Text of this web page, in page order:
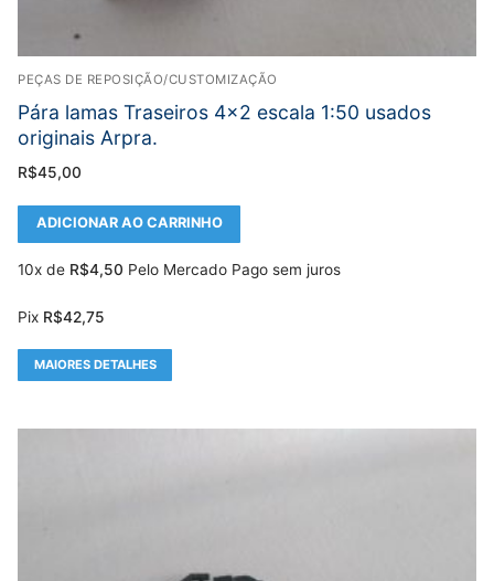
PEÇAS DE REPOSIÇÃO/CUSTOMIZAÇÃO
Pára lamas Traseiros 4×2 escala 1:50 usados
originais Arpra.
R$45,00
ADICIONAR AO CARRINHO
10x de R$4,50 Pelo Mercado Pago sem juros
Pix R$42,75
MAIORES DETALHES